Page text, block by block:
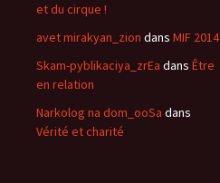
et du cirque !
avet mirakyan_zion dans MIF 2014
Skam-pyblikaciya_zrEa dans Être
en relation
Narkolog na dom_ooSa dans
Vérité et charité